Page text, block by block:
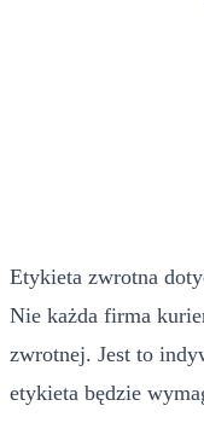
Etykieta zwrotna
Nie każda firma
zwrotnej. Jest to
etykieta będzie